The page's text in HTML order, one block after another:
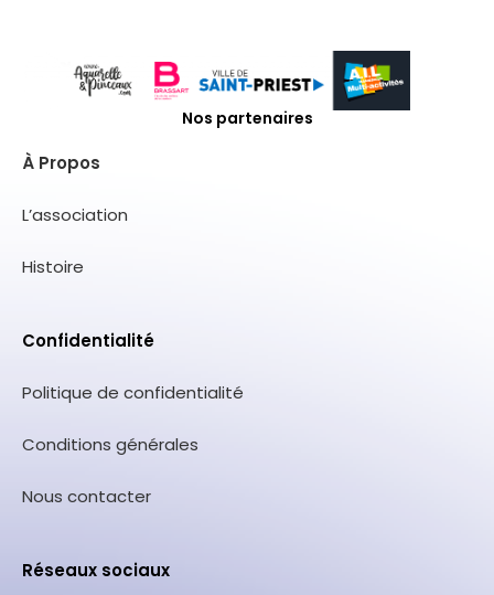
Nos partenaires
À Propos
L’association
Histoire
Confidentialité
Politique de confidentialité
Conditions générales
Nous contacter
Réseaux sociaux